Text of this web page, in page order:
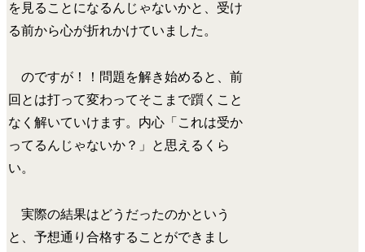
を見ることになるんじゃないかと、受け
る前から心が折れかけていました。
のですが！！問題を解き始めると、前
回とは打って変わってそこまで躓くこと
なく解いていけます。内心「これは受か
ってるんじゃないか？」と思えるくら
い。
実際の結果はどうだったのかという
と、予想通り合格することができまし